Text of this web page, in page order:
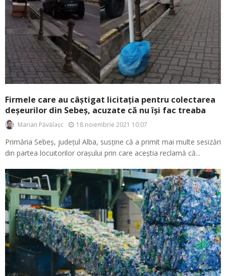
Firmele care au câștigat licitația pentru colectarea
deșeurilor din Sebeș, acuzate că nu își fac treaba
Marian Păvălașc 18 noiembrie 2021 10:07
Primăria Sebeș, județul Alba, susține că a primit mai multe sesizări
din partea locuitorilor orașului prin care aceștia reclamă că...